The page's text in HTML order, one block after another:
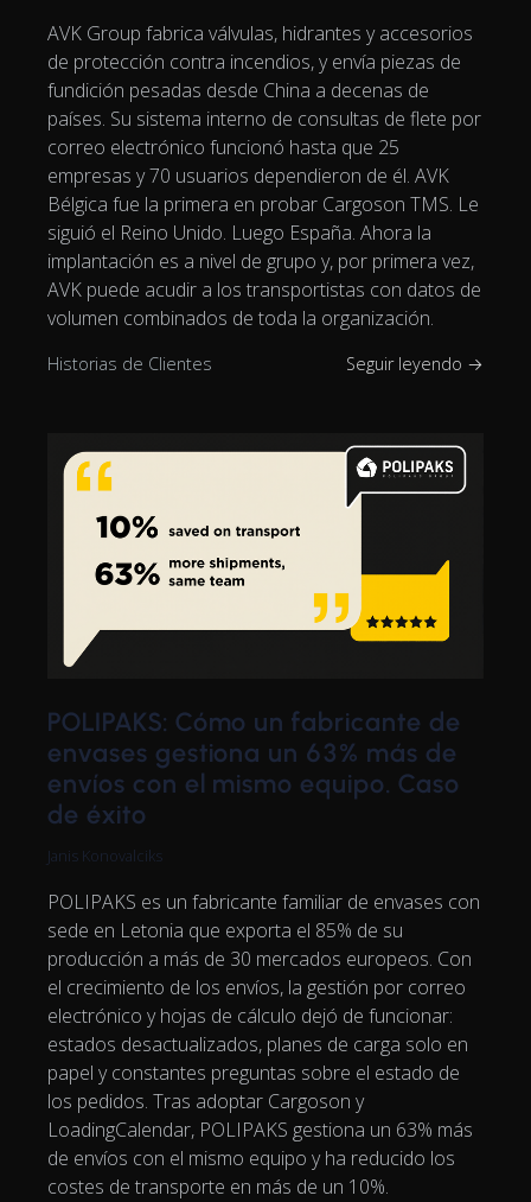
AVK Group fabrica válvulas, hidrantes y accesorios
de protección contra incendios, y envía piezas de
fundición pesadas desde China a decenas de
países. Su sistema interno de consultas de flete por
correo electrónico funcionó hasta que 25
empresas y 70 usuarios dependieron de él. AVK
Bélgica fue la primera en probar Cargoson TMS. Le
siguió el Reino Unido. Luego España. Ahora la
implantación es a nivel de grupo y, por primera vez,
AVK puede acudir a los transportistas con datos de
volumen combinados de toda la organización.
Historias de Clientes Seguir leyendo →
POLIPAKS: Cómo un fabricante de
envases gestiona un 63% más de
envíos con el mismo equipo. Caso
de éxito
Janis Konovalciks
POLIPAKS es un fabricante familiar de envases con
sede en Letonia que exporta el 85% de su
producción a más de 30 mercados europeos. Con
el crecimiento de los envíos, la gestión por correo
electrónico y hojas de cálculo dejó de funcionar:
estados desactualizados, planes de carga solo en
papel y constantes preguntas sobre el estado de
los pedidos. Tras adoptar Cargoson y
LoadingCalendar, POLIPAKS gestiona un 63% más
de envíos con el mismo equipo y ha reducido los
costes de transporte en más de un 10%.